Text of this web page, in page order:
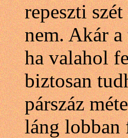
repeszti
nem. Akár a
ha valahol
biztosan
párszáz
láng lobban